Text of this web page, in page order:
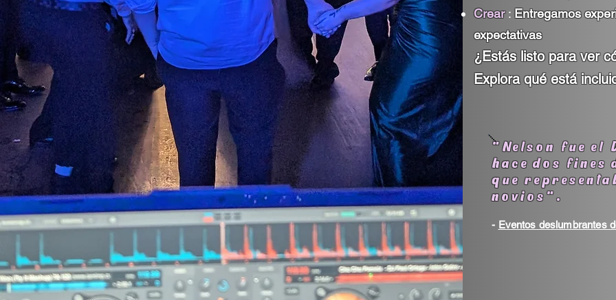
Crear: Entregamos
expectativas
¿Estás listo para ver
Explora qué está
"Nelson fue el
hace dos fines
que
novios".
- Eventos deslumbrantes